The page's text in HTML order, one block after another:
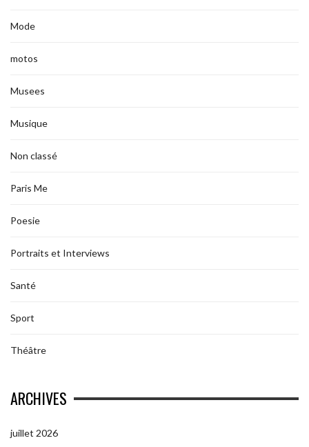
Mode
motos
Musees
Musique
Non classé
Paris Me
Poesie
Portraits et Interviews
Santé
Sport
Théâtre
ARCHIVES
juillet 2026